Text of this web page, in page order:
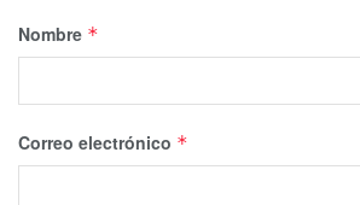
Nombre *
Correo electrónico *